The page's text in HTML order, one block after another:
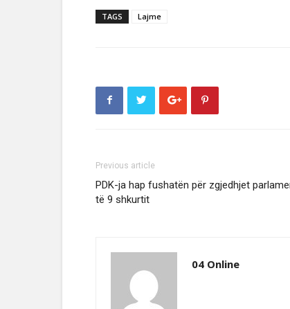
TAGS Lajme
Previous article
PDK-ja hap fushatën për zgjedhjet
të 9 shkurtit
04 Online